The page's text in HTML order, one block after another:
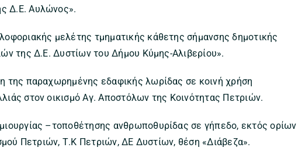
Δ.Ε. Αυλώνος».
μελέτης τμηματικής κάθετης σήμανσης δημοτικής
της Δ.Ε. Δυστίων του Δήμου Κύμης-Αλιβερίου».
παραχωρημένης εδαφικής λωρίδας σε κοινή χρήση
στον οικισμό Αγ. Αποστόλων της Κοινότητας Πετριών.
–τοποθέτησης ανθρωποθυρίδας σε γήπεδο, εκτός ορίων
Πετριών, Τ.Κ Πετριών, ΔΕ Δυστίων, θέση «Διάβεζα».